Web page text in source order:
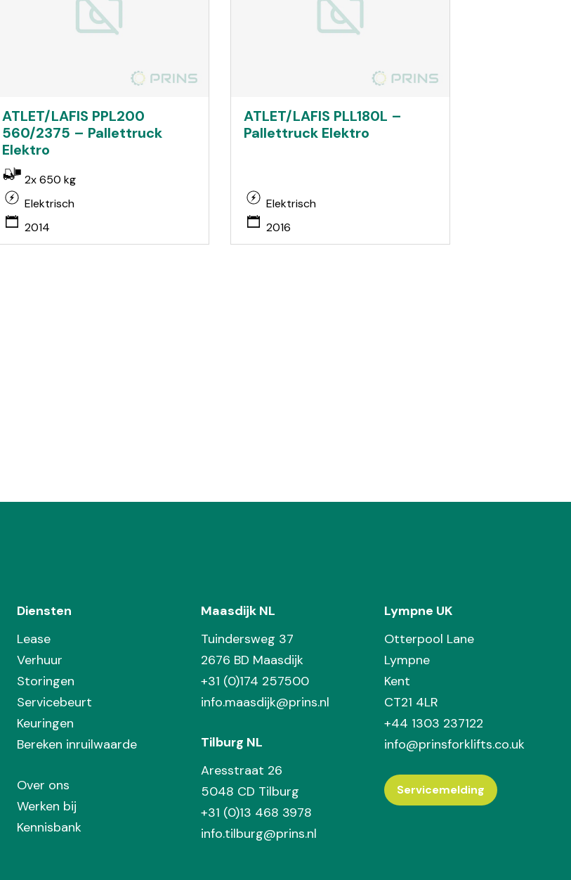
ATLET/LAFIS PPL200
560/2375 – Pallettruck
Elektro
2x 650 kg
Elektrisch
2014
ATLET/LAFIS PLL180L –
Pallettruck Elektro
Elektrisch
2016
Diensten
Lease
Verhuur
Storingen
Servicebeurt
Keuringen
Bereken inruilwaarde
Over ons
Werken bij
Kennisbank
Maasdijk NL
Tuindersweg 37
2676 BD Maasdijk
+31 (0)174 257500
info.maasdijk@prins.nl
Tilburg NL
Aresstraat 26
5048 CD Tilburg
+31 (0)13 468 3978
info.tilburg@prins.nl
Lympne UK
Otterpool Lane
Lympne
Kent
CT21 4LR
+44 1303 237122
info@prinsforklifts.co.uk
Servicemelding